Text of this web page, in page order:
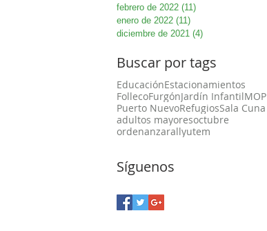
febrero de 2022 (11)
enero de 2022 (11)
diciembre de 2021 (4)
Buscar por tags
EducaciónEstacionamientos
FollecoFurgónJardín InfantilMOP
Puerto NuevoRefugiosSala Cuna
adultos mayoresoctubre
ordenanzarallyutem
Síguenos